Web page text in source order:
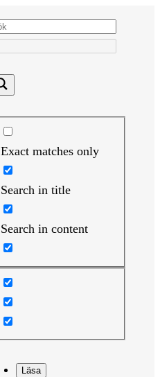
Exact matches only
Search in title
Search in content
Läsa